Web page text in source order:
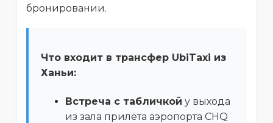
бронировании.
Что входит в трансфер UbiTaxi из
Ханьи:
Встреча с табличкой у выхода
из зала прилёта аэропорта CHQ